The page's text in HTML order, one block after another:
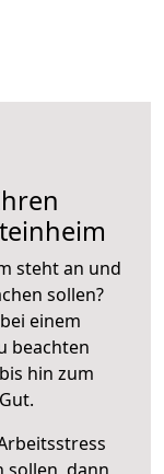
steht an und
sollen?
einem
beachten
hin zum